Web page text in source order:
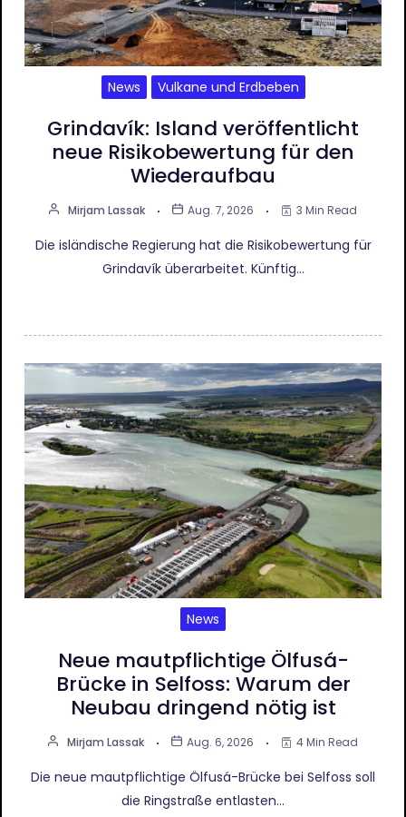
News Vulkane und Erdbeben
Grindavík: Island veröffentlicht
neue Risikobewertung für den
Wiederaufbau
Mirjam Lassak Aug. 7, 2026 3 Min Read
Die isländische Regierung hat die Risikobewertung für
Grindavík überarbeitet. Künftig…
News
Neue mautpflichtige Ölfusá-
Brücke in Selfoss: Warum der
Neubau dringend nötig ist
Mirjam Lassak Aug. 6, 2026 4 Min Read
Die neue mautpflichtige Ölfusá-Brücke bei Selfoss soll
die Ringstraße entlasten…